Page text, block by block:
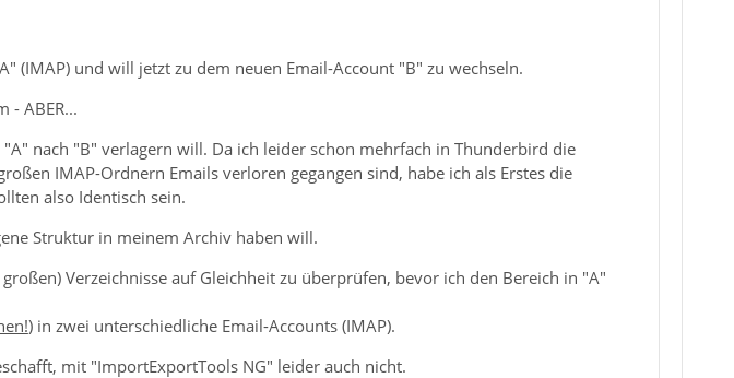
(IMAP) und will jetzt zu dem neuen Email-Account "B" zu wechseln.
- ABER...
nach "B" verlagern will. Da ich leider schon mehrfach in Thunderbird die
IMAP-Ordnern Emails verloren gegangen sind, habe ich als Erstes die
also Identisch sein.
Struktur in meinem Archiv haben will.
Verzeichnisse auf Gleichheit zu überprüfen, bevor ich den Bereich in "A"
) in zwei unterschiedliche Email-Accounts (IMAP).
mit "ImportExportTools NG" leider auch nicht.